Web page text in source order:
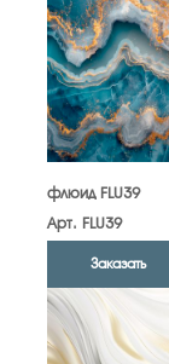
флюид FLU39
Арт. FLU39
Заказать